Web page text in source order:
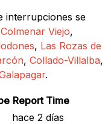
interrupciones se
Colmenar Viejo,
, Las Rozas de
, Collado-Villalba,
.
Report Time
hace 2 días